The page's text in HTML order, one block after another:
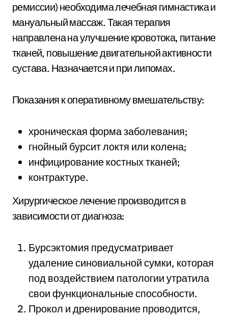
ремиссии) необходима лечебная гимнастика и
мануальный массаж. Такая терапия
направлена на улучшение кровотока, питание
тканей, повышение двигательной активности
сустава. Назначается и при липомах.
Показания к оперативному вмешательству:
хроническая форма заболевания;
гнойный бурсит локтя или колена;
инфицирование костных тканей;
контрактуре.
Хирургическое лечение производится в
зависимости от диагноза:
Бурсэктомия предусматривает
удаление синовиальной сумки, которая
под воздействием патологии утратила
свои функциональные способности.
Прокол и дренирование проводится,